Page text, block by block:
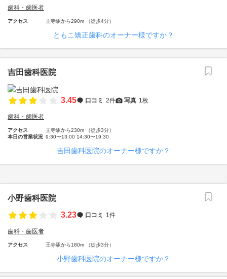
歯科・歯医者
アクセス 王寺駅から290m （徒歩4分）
ともこ矯正歯科のオーナー様ですか？
吉田歯科医院
3.45 口コミ 2件 写真 1枚
歯科・歯医者
アクセス
王寺駅から230m （徒歩3分）
本日の営業状況 9:30〜13:00 14:30〜19:30
吉田歯科医院のオーナー様ですか？
小野歯科医院
3.23
口コミ 1件
歯科・歯医者
アクセス 王寺駅から180m （徒歩3分）
小野歯科医院のオーナー様ですか？